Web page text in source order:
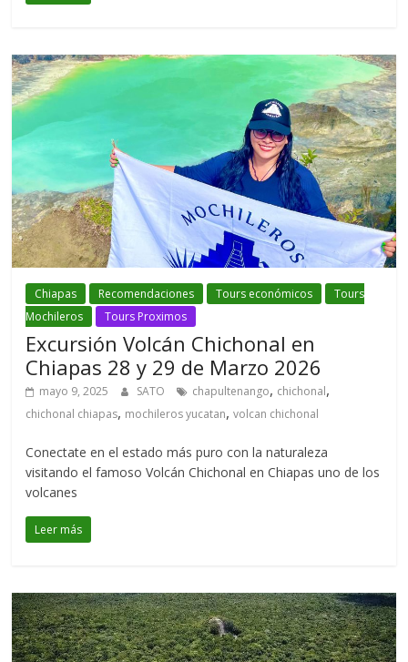
Chiapas Recomendaciones Tours económicos
Tours
Mochileros
Tours Proximos
Excursión Volcán Chichonal en
Chiapas 28 y 29 de Marzo 2026
mayo 9, 2025 SATO chapultenango, chichonal,
chichonal chiapas, mochileros yucatan,volcan chichonal
Conectate en el estado más puro con la naturaleza
visitando el famoso Volcán Chichonal en Chiapas uno de los
volcanes
Leer más